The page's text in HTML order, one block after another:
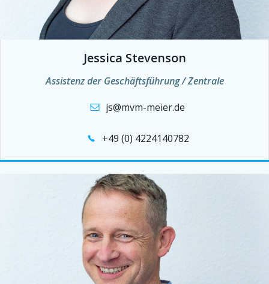
Jessica Stevenson
Assistenz der Geschäftsführung / Zentrale
js@mvm-meier.de
+49 (0) 4224140782